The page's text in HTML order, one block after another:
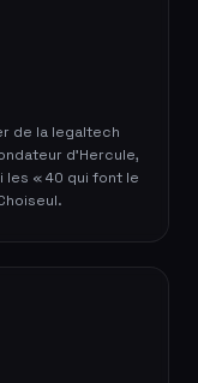
de la legaltech
d'Hercule,
les « 40 qui font le